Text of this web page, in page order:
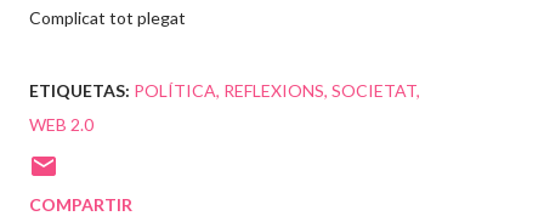
Complicat tot plegat
ETIQUETAS: POLÍTICA REFLEXIONS SOCIETAT
WEB 2.0
COMPARTIR